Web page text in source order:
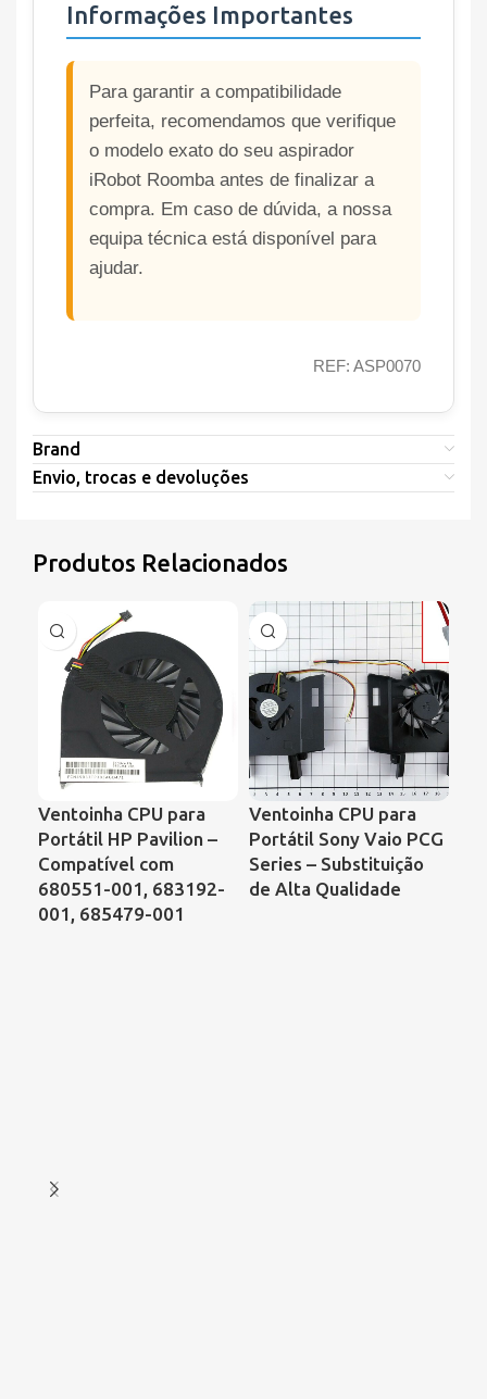
Informações Importantes
Para garantir a compatibilidade
perfeita, recomendamos que verifique
o modelo exato do seu aspirador
iRobot Roomba antes de finalizar a
compra. Em caso de dúvida, a nossa
equipa técnica está disponível para
ajudar.
REF: ASP0070
Brand
Envio, trocas e devoluções
Produtos Relacionados
Ventoinha CPU para
Portátil HP Pavilion –
Compatível com
680551-001, 683192-
001, 685479-001
Ventoinha CPU para
Portátil Sony Vaio PCG
Series – Substituição
de Alta Qualidade